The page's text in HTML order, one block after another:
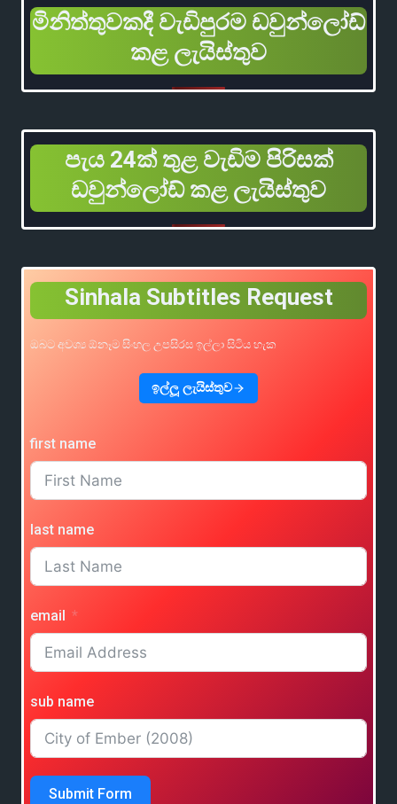
මිනිත්තුවකදී වැඩිපුරම ඩවුන්ලෝඩ්
කළ ලැයිස්තුව
පැය 24ක් තුළ වැඩිම පිරිසක්
ඩවුන්ලෝඩ් කළ ලැයිස්තුව
Sinhala Subtitles Request
ඔබට අවශ්‍ය ඕනෑම සිංහල උපසිරස ඉල්ලා සිටිය හැක
ඉල්ලූ ලැයිස්තුව
first name
last name
email
sub name
Submit Form